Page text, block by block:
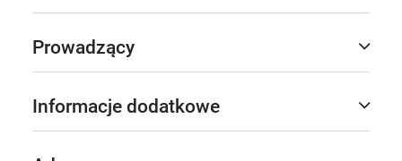
Prowadzący
Informacje dodatkowe